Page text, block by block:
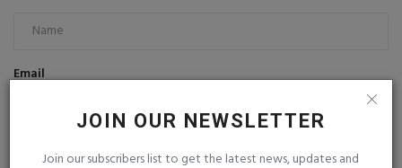
JOIN OUR NEWSLETTER
Join our subscribers list to get the latest news, updates and
Email
Comment